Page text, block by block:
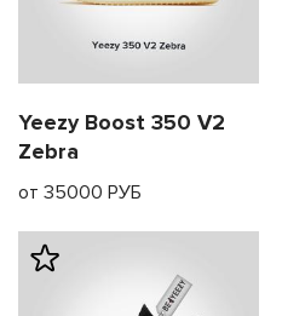
Yeezy Boost 350 V2
Zebra
от 35000 РУБ